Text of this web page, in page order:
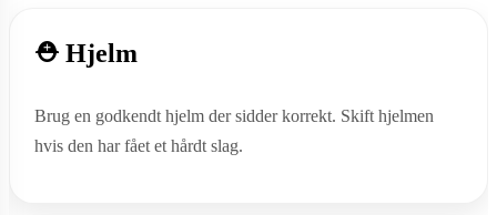
⛑️ Hjelm
Brug en godkendt hjelm der sidder korrekt. Skift hjelmen
hvis den har fået et hårdt slag.